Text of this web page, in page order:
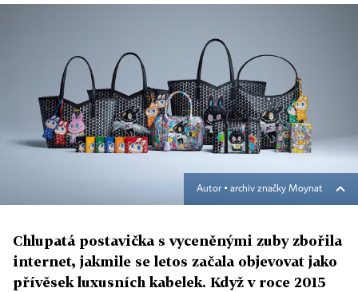
Autor ▪ archiv značky Moynat
Chlupatá postavička s vyceněnými zuby zbořila
internet, jakmile se letos začala objevovat jako
přívěsek luxusních kabelek. Když v roce 2015